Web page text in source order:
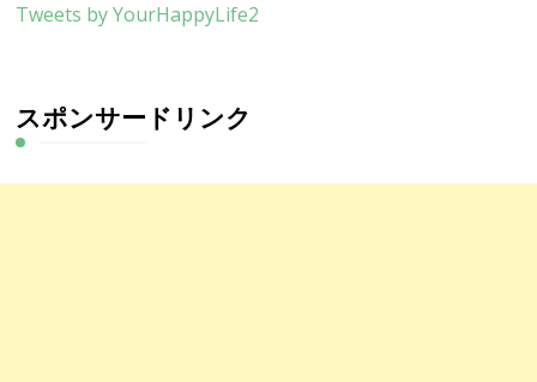
Tweets by YourHappyLife2
スポンサードリンク